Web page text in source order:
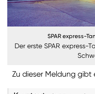
ANMELDEN
Sie wollen unsere
automatisch per E-
einfach Ihre Daten in
(Bitte beachten Sie,
ausschließlich für
Privatpersonen
SPAR express-
Der erste SPAR express-
Zu dieser Meldung gibt